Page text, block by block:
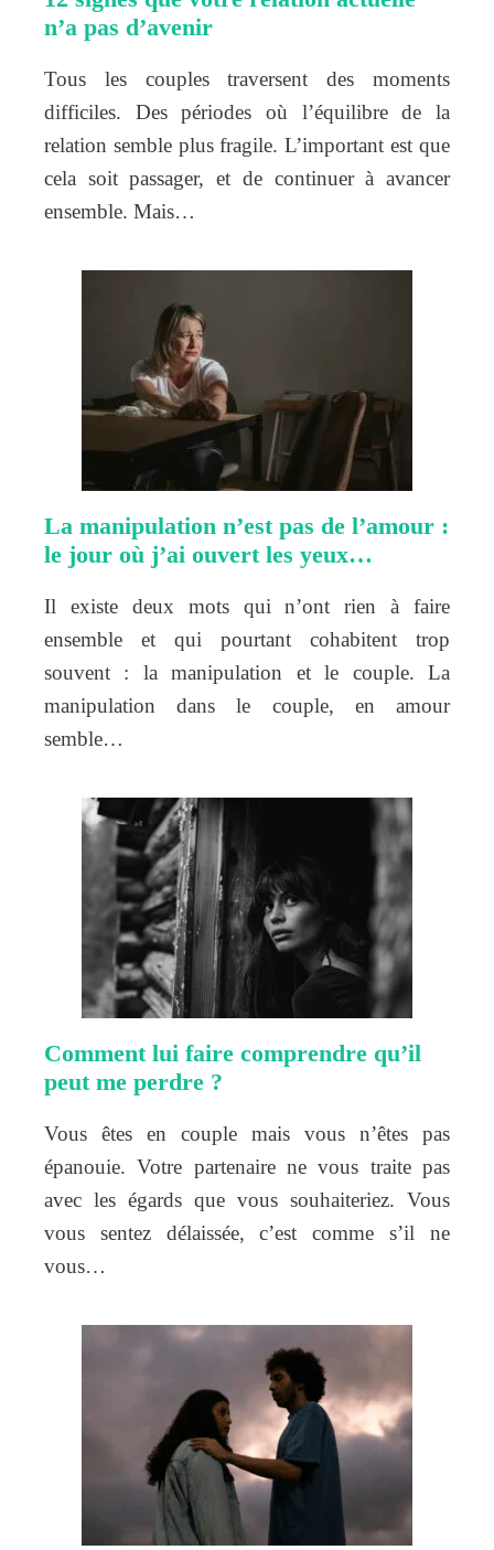
n’a pas d’avenir
Tous les couples traversent des moments
difficiles. Des périodes où l’équilibre de la
relation semble plus fragile. L’important est que
cela soit passager, et de continuer à avancer
ensemble. Mais…
La manipulation n’est pas de l’amour :
le jour où j’ai ouvert les yeux…
Il existe deux mots qui n’ont rien à faire
ensemble et qui pourtant cohabitent trop
souvent : la manipulation et le couple. La
manipulation dans le couple, en amour
semble…
Comment lui faire comprendre qu’il
peut me perdre ?
Vous êtes en couple mais vous n’êtes pas
épanouie. Votre partenaire ne vous traite pas
avec les égards que vous souhaiteriez. Vous
vous sentez délaissée, c’est comme s’il ne
vous…